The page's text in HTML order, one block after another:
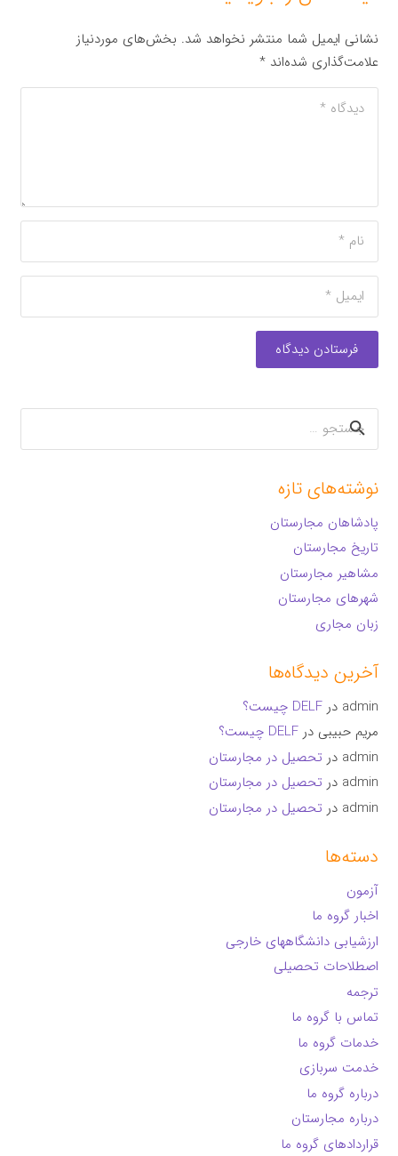
نشانی ایمیل شما منتشر نخواهد شد. بخش‌های موردنیاز
علامت‌گذاری شده‌اند*
فرستادن دیدگاه
جستجو
برای:
نوشته‌های تازه
پادشاهان مجارستان
تاریخ مجارستان
مشاهیر مجارستان
شهرهای مجارستان
زبان مجاری
آخرین دیدگاه‌ها
admin درDELF چیست؟
مریم حبیبی درDELF چیست؟
admin در تحصیل در مجارستان
admin در تحصیل در مجارستان
admin در تحصیل در مجارستان
دسته‌ها
آزمون
اخبار گروه ما
ارزشیابی دانشگاههای خارجی
اصطلاحات تحصیلی
ترجمه
تماس با گروه ما
خدمات گروه ما
خدمت سربازی
درباره گروه ما
درباره مجارستان
قراردادهای گروه ما